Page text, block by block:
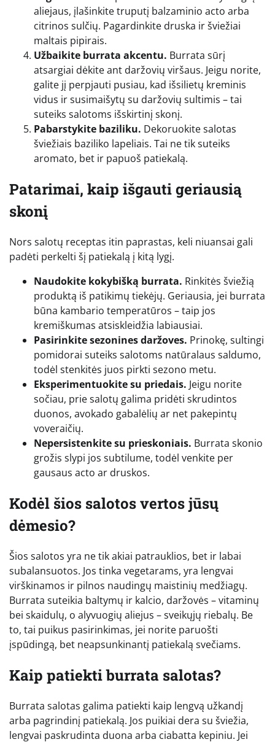
aliejaus, įlašinkite truputį balzaminio acto arba
citrinos sulčių. Pagardinkite druska ir šviežiai
maltais pipirais.
Užbaikite burrata akcentu. Burrata sūrį
atsargiai dėkite ant daržovių viršaus. Jeigu norite,
galite jį perpjauti pusiau, kad išsilietų kreminis
vidus ir susimaišytų su daržovių sultimis – tai
suteiks salotoms išskirtinį skonį.
Pabarstykite baziliku. Dekoruokite salotas
šviežiais baziliko lapeliais. Tai ne tik suteiks
aromato, bet ir papuoš patiekalą.
Patarimai, kaip išgauti geriausią
skonį
Nors salotų receptas itin paprastas, keli niuansai gali
padėti perkelti šį patiekalą į kitą lygį.
Naudokite kokybišką burrata. Rinkitės šviežią
produktą iš patikimų tiekėjų. Geriausia, jei burrata
būna kambario temperatūros – taip jos
kremiškumas atsiskleidžia labiausiai.
Pasirinkite sezonines daržoves. Prinokę, sultingi
pomidorai suteiks salotoms natūralaus saldumo,
todėl stenkitės juos pirkti sezono metu.
Eksperimentuokite su priedais. Jeigu norite
sočiau, prie salotų galima pridėti skrudintos
duonos, avokado gabalėlių ar net pakepintų
voveraičių.
Nepersistenkite su prieskoniais. Burrata skonio
grožis slypi jos subtilume, todėl venkite per
gausaus acto ar druskos.
Kodėl šios salotos vertos jūsų
dėmesio?
Šios salotos yra ne tik akiai patrauklios, bet ir labai
subalansuotos. Jos tinka vegetarams, yra lengvai
virškinamos ir pilnos naudingų maistinių medžiagų.
Burrata suteikia baltymų ir kalcio, daržovės – vitaminų
bei skaidulų, o alyvuogių aliejus – sveikųjų riebalų. Be
to, tai puikus pasirinkimas, jei norite paruošti
įspūdingą, bet neapsunkinantį patiekalą svečiams.
Kaip patiekti burrata salotas?
Burrata salotas galima patiekti kaip lengvą užkandį
arba pagrindinį patiekalą. Jos puikiai dera su šviežia,
lengvai paskrudinta duona arba ciabatta kepiniu. Jei